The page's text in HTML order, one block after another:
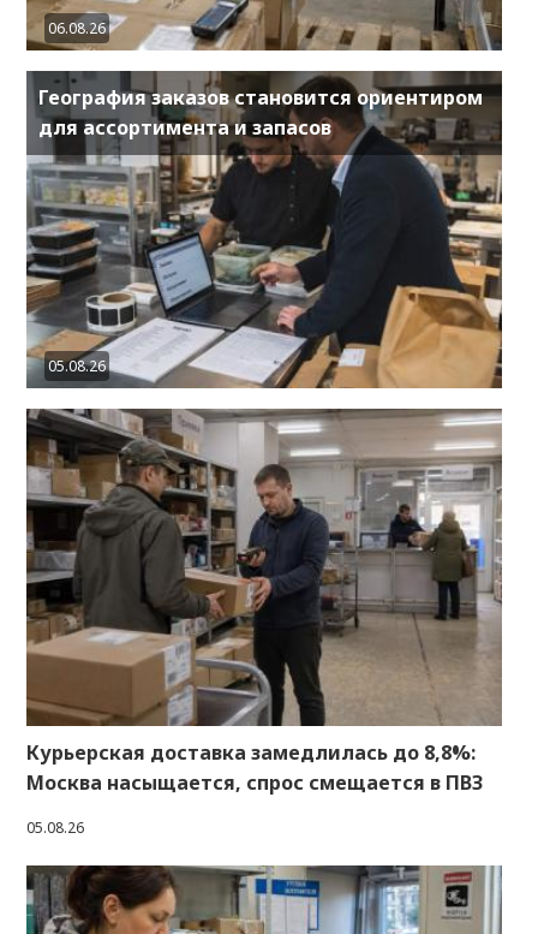
06.08.26
География заказов становится ориентиром
для ассортимента и запасов
05.08.26
Курьерская доставка замедлилась до 8,8%:
Москва насыщается, спрос смещается в ПВЗ
05.08.26